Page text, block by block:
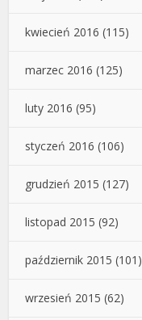
kwiecień 2016 (115)
marzec 2016 (125)
luty 2016 (95)
styczeń 2016 (106)
grudzień 2015 (127)
listopad 2015 (92)
październik 2015 (101)
wrzesień 2015 (62)